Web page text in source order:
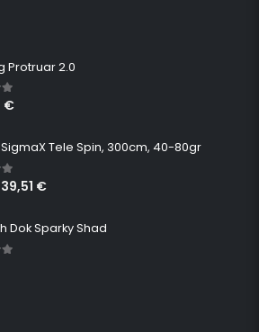
Protruar 2.0
of 5
€
Tele Spin, 300cm, 40-80gr
of 5
39,51 €
Dok Sparky Shad
of 5